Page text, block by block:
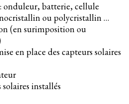
onduleur, batterie, cellule
ou polycristallin …
(en surimposition ou
en place des capteurs solaires
installés